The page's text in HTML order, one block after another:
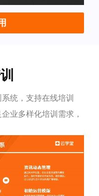
统，支持在线培训
业多样化培训需求，